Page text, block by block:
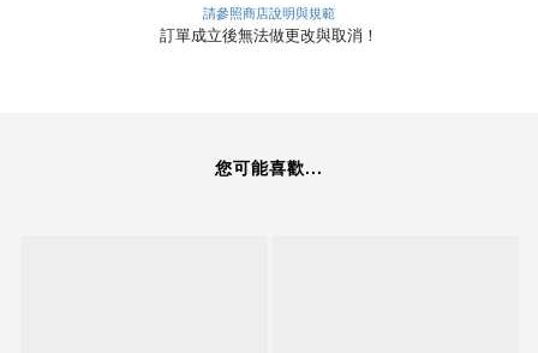
請參照商店說明與規範
訂單成立後無法做更改與取消！
您可能喜歡...